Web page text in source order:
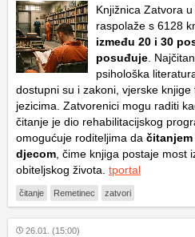
Knjižnica Zatvora
raspolaže s 6128
između 20 i 30
posuđuje.
psihološka
dostupni su i zakoni, vjerske
jezicima. Zatvorenici mogu raditi
čitanje je dio rehabilitacijskog
omogućuje roditeljima da
djecom, čime knjiga postaje most
obiteljskog života. tportal
čitanje Remetinec zatvori
26.01. (15:00)